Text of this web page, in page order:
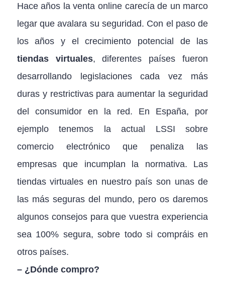
Hace años la venta online carecía de un marco
legar que avalara su seguridad. Con el paso de
los años y el crecimiento potencial de las
tiendas virtuales, diferentes países fueron
desarrollando legislaciones cada vez más
duras y restrictivas para aumentar la seguridad
del consumidor en la red. En España, por
ejemplo tenemos la actual LSSI sobre
comercio electrónico que penaliza las
empresas que incumplan la normativa. Las
tiendas virtuales en nuestro país son unas de
las más seguras del mundo, pero os daremos
algunos consejos para que vuestra experiencia
sea 100% segura, sobre todo si compráis en
otros países.
– ¿Dónde compro?